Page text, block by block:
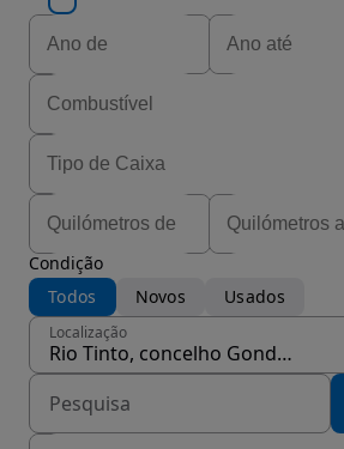
Condição
Todos
Novos Usados
Localização
Rio Tinto, concelho Gondomar